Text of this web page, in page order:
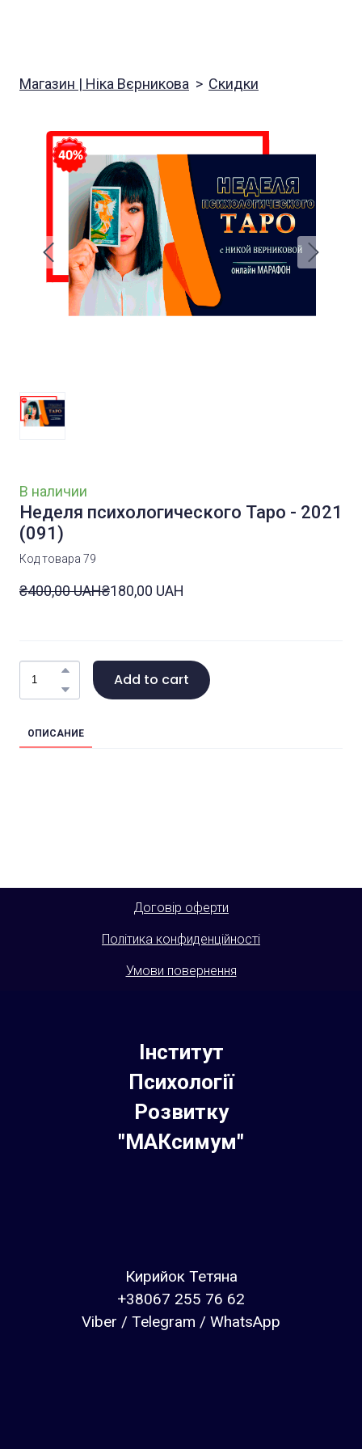
Магазин | Ніка Вєрникова Скидки
В наличии
Неделя психологического Таро - 2021
(091)
Код товара 79
₴400,00 UAH₴180,00 UAH
Add to cart
ОПИСАНИЕ
Договір оферти
Політика конфиденційності
Умови повернення
Інститут
Психології
Розвитку
"МАКсимум"
Кирийок Тетяна
+38067 255 76 62
Viber / Telegram / WhatsApp